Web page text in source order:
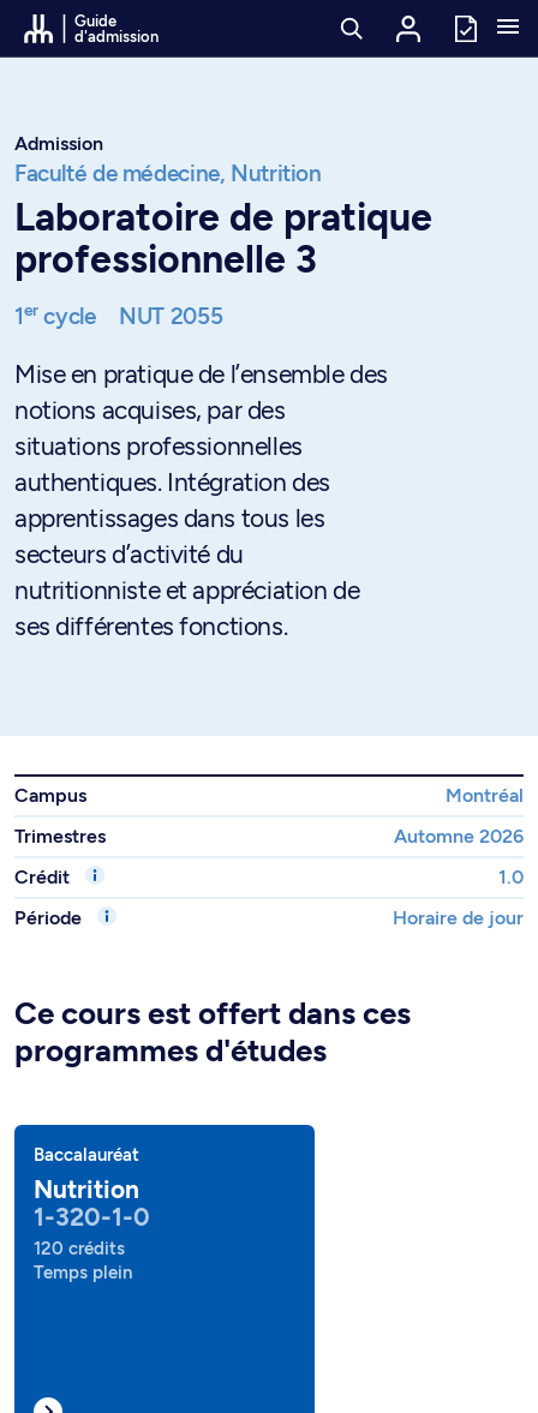
Passer au contenu
Guide
d'admission
Admission
Faculté de médecine, Nutrition
Laboratoire de pratique
professionnelle 3
1ercycle NUT 2055
Mise en pratique de l’ensemble des
notions acquises, par des
situations professionnelles
authentiques. Intégration des
apprentissages dans tous les
secteurs d’activité du
nutritionniste et appréciation de
ses différentes fonctions.
Campus
Montréal
Trimestres
Automne 2026
Crédit
1.0
Période
Horaire de jour
Ce cours est offert dans ces
programmes d'études
Baccalauréat
Nutrition
1-320-1-0
120 crédits
Temps plein